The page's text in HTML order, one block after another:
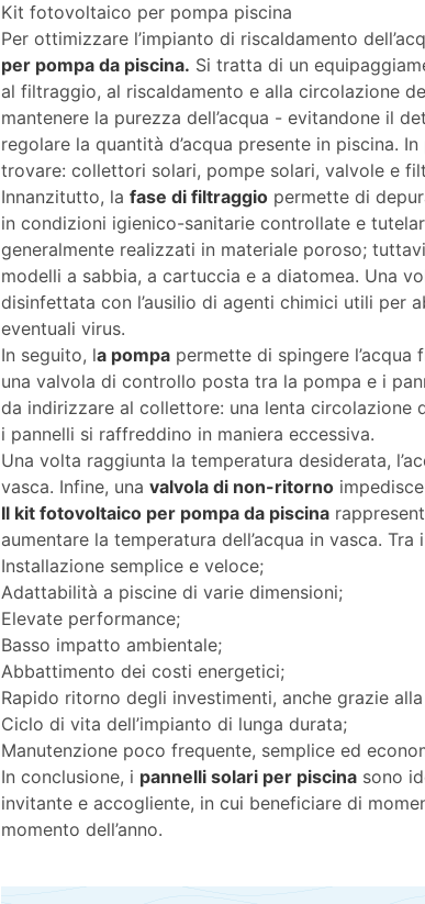
Kit fotovoltaico per pompa piscina
Per ottimizzare l’impianto di riscaldamento
per pompa da piscina. Si tratta di un
al filtraggio, al riscaldamento e alla circolazione
mantenere la purezza dell’acqua - evitandone il
regolare la quantità d’acqua presente in piscina.
trovare: collettori solari, pompe solari, valvole e
Innanzitutto, la fase di filtraggio permette di
in condizioni igienico-sanitarie controllate e
generalmente realizzati in materiale poroso;
modelli a sabbia, a cartuccia e a diatomea. Una
disinfettata con l’ausilio di agenti chimici utili per
eventuali virus.
In seguito, la pompa permette di spingere
una valvola di controllo posta tra la pompa e i
da indirizzare al collettore: una lenta circolazione
i pannelli si raffreddino in maniera eccessiva.
Una volta raggiunta la temperatura desiderata,
vasca. Infine, una valvola di non-ritorno
Il kit fotovoltaico per pompa da piscina
aumentare la temperatura dell’acqua in vasca.
Installazione semplice e veloce;
Adattabilità a piscine di varie dimensioni;
Elevate performance;
Basso impatto ambientale;
Abbattimento dei costi energetici;
Rapido ritorno degli investimenti, anche grazie
Ciclo di vita dell’impianto di lunga durata;
Manutenzione poco frequente, semplice ed
In conclusione, i pannelli solari per piscina sono
invitante e accogliente, in cui beneficiare di
momento dell’anno.